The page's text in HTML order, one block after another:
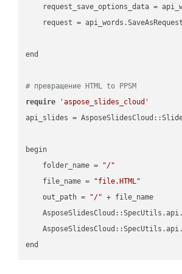
request_save_options_data =
request =
end
# превращение HTML to PPSM
require
'aspose_slides_cloud'
api_slides =
begin
    folder_name =
"/"
    file_name =
"file.HTML"
    out_path =
"/" + file_name